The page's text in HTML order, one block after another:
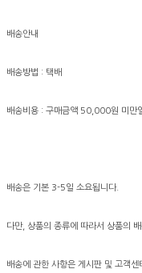
배송안내
배송방법 : 택배
배송비용 : 구매금액 50,000원 미만
배송은 기본 3-5일 소요됩니다.
다만, 상품의 종류에 따라서 상품의
배송에 관한 사항은 게시판 및 고